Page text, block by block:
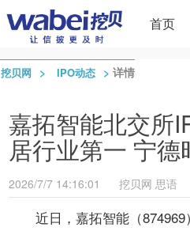
首页
挖贝网 > IPO动态 > 详情
嘉拓智能北交所
居行业第一 宁
2026/7/7 14:16:01 挖贝网 思语
近日，嘉拓智能（